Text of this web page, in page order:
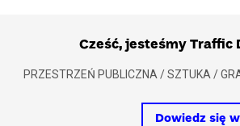
Cześć, jesteśmy Traffic
PRZESTRZEŃ PUBLICZNA / SZTUKA /
Dowiedz się